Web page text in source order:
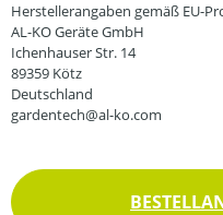
Herstellerangaben gemäß EU-
AL-KO Geräte GmbH
Ichenhauser Str. 14
89359 Kötz
Deutschland
gardentech@al-ko.com